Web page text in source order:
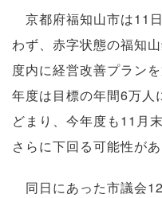
京都府福知山市は11
わず、赤字状態の福知
度内に経営改善プラン
年度は目標の年間6万人
どまり、今年度も11月
さらに下回る可能性があ
同日にあった市議会